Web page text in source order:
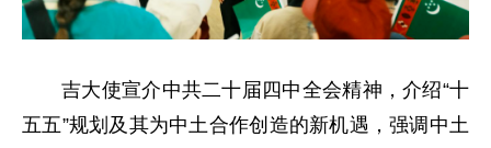
吉大使宣介中共二十届四中全会精神，介绍“十
五五”规划及其为中土合作创造的新机遇，强调中土